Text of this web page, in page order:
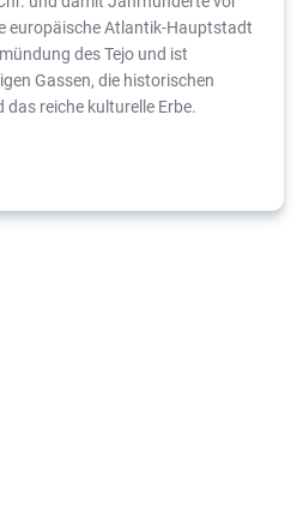
europäische Atlantik-Hauptstadt
des Tejo und ist
Gassen, die historischen
reiche kulturelle Erbe.